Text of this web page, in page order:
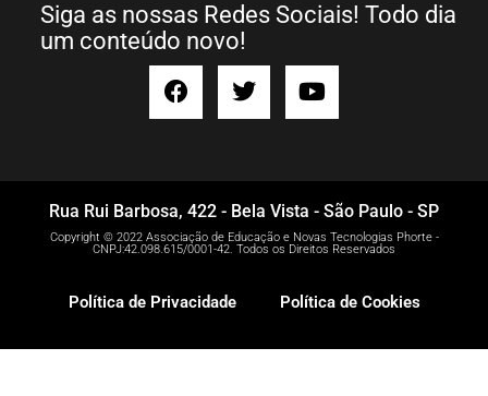
Siga as nossas Redes Sociais! Todo dia
um conteúdo novo!
Rua Rui Barbosa, 422 - Bela Vista - São Paulo - SP
Copyright © 2022 Associação de Educação e Novas Tecnologias Phorte -
CNPJ:42.098.615/0001-42. Todos os Direitos Reservados
Política de Privacidade Política de Cookies